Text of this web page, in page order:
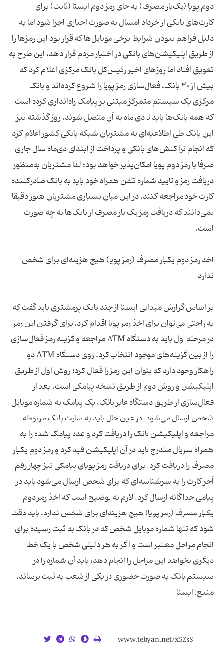
دوم پویا (یک‌بار مصرف) به جای رمز دوم ایستا (ثابت) برای
کارت‌های بانکی از خرداد امسال به صورت اجباری اجرا شود اما به
دلیل فراهم نبودن شرایط برخی موبایل‌ها که قرار بود این رمزها را
از طریق اپلیکیشن‌های بانکی در اختیار مردم قرار دهد، این طرح به
تعویق افتاد اما روزهای اخیر رئیس‌کل بانک مرکزی اعلام کرد که
بیش از ۳۰ بانک، فعال‌سازی رمز پویا را شروع کرده‌اند و بانک
مرکزی یک سیستم متمرکز مبتنی بر پیامک راه‌اندازی کرده است
که همه بانک‌ها باید تا دی ماه به آن متصل شوند. روز گذشته نیز
این بانک طی اطلاعیه‌ای به مشتریان شبکه بانکی کشور اعلام کرد
که انجام تراکنش‌های بانکی و پرداخت از ابتدای دی‌ماه سال جاری
صرفا با رمز دوم پویا امکان‌پذیر خواهد بود؛ لذا مشتریان به‌منظور
دریافت رمز و تایید شماره تلفن همراه خود باید به بانک صادرکننده
کارت خود مراجعه کنند. در این میان بسیاری مشتریان هنوز دقیقا
نمی‌دانند که دریافت رمز یک بار مصرف از بانک‌ها به چه صورت
اخذ رمز دوم یکبار مصرف (رمز پویا) هیچ هزینه‌ای برای شخص
بر اساس گزارش میدانی ایسنا از چند بانک پرمشتری باید گفت که
به راحتی می‌توان برای اخذ رمز پویا اقدام کرد. برای گرفتن این رمز
در مرحله اول باید به دستگاه ATM مراجعه و گزینه رمز فعال‌سازی
را از بین گزینه‌های موجود انتخاب کرد. روی دستگاه ATM دو
راهکار وجود دارد که بتوان این رمز را فعال کرد؛ روش اول از طریق
اپلیکیشن و روش دوم از طریق نسخه پیامکی است. بعد از
فعال‌سازی از طریق دستگاه عابر بانک، یک پیامک به شماره موبایل
شخص ارسال می‌شود. در عین حال باید به سایت بانک مربوطه
مراجعه و اپلیکیشن بانک را دریافت کرد و عدد پیامک شده را به
همراه سریال مندرج باید در آن اپلیکیشن قید کرد و رمز دوم یکبار
مصرف را دریافت کرد. برای دریافت رمز پویای پیامکی نیز چهار رقم
آخر کارت را به سرشناسه‌ای که برای شخص ارسال می‌شود باید در
پیامی جداگانه ارسال کرد. لازم به توضیح است که اخذ رمز دوم
یکبار مصرف (رمز پویا) هیچ هزینه‌ای برای شخص ندارد. باید دقت
شود که تنها شماره موبایل شخص که در بانک به ثبت رسیده برای
انجام مراحل معتبر است و اگر به هر دلیلی شخص با یک خط
دیگری بخواهد این مراحل را انجام دهد، باید آن شماره را در
سیستم بانک به صورت حضوری در یکی از شعب به ثبت برساند.
منبع: ایسنا